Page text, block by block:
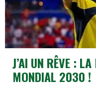
J’AI UN RÊVE :
MONDIAL 2030 !